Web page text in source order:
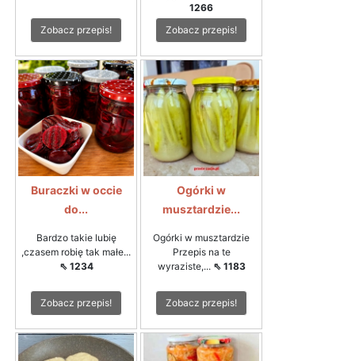
Zobacz przepis!
1266
Zobacz przepis!
Buraczki w occie
do...
Bardzo takie lubię
,czasem robię tak małe...
⇖ 1234
Zobacz przepis!
Ogórki w
musztardzie...
Ogórki w musztardzie
Przepis na te
wyraziste,... ⇖ 1183
Zobacz przepis!